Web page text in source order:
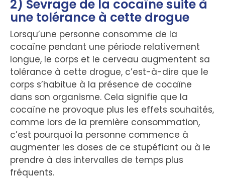
2) Sevrage de la cocaïne suite à
une tolérance à cette drogue
Lorsqu’une personne consomme de la
cocaïne pendant une période relativement
longue, le corps et le cerveau augmentent sa
tolérance à cette drogue, c’est-à-dire que le
corps s’habitue à la présence de cocaïne
dans son organisme. Cela signifie que la
cocaïne ne provoque plus les effets souhaités,
comme lors de la première consommation,
c’est pourquoi la personne commence à
augmenter les doses de ce stupéfiant ou à le
prendre à des intervalles de temps plus
fréquents.